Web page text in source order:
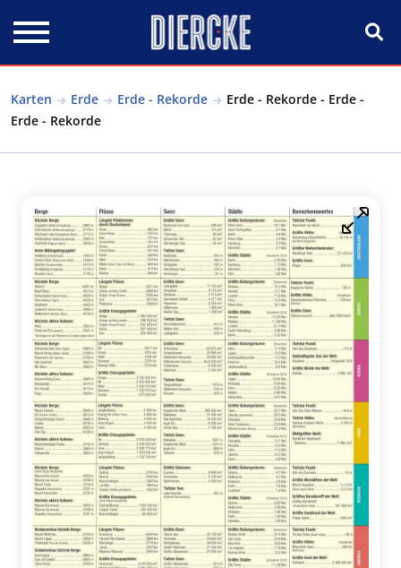
Karten Erde Erde - Rekorde
Erde - Rekorde - Erde -
Erde - Rekorde